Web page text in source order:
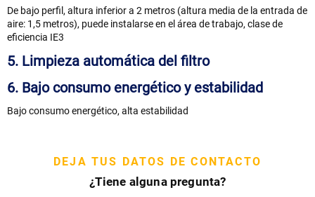
De bajo perfil, altura inferior a 2 metros (altura media de la entrada de
aire: 1,5 metros), puede instalarse en el área de trabajo, clase de
eficiencia IE3
5. Limpieza automática del filtro
6. Bajo consumo energético y estabilidad
Bajo consumo energético, alta estabilidad
DEJA TUS DATOS DE CONTACTO
¿Tiene alguna pregunta?